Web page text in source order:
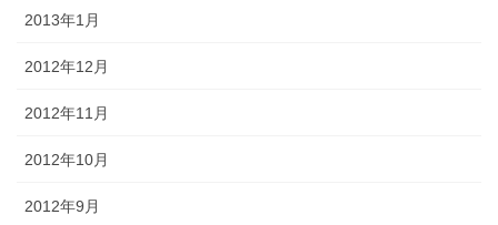
2013年1月
2012年12月
2012年11月
2012年10月
2012年9月